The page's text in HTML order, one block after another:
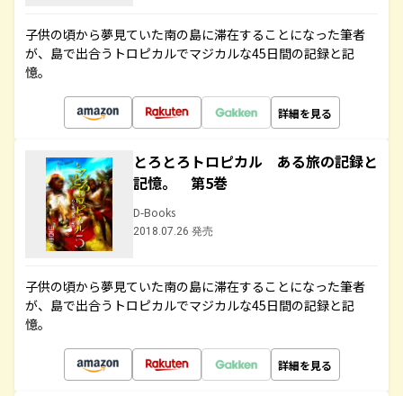
子供の頃から夢見ていた南の島に滞在することになった筆者
が、島で出合うトロピカルでマジカルな45日間の記録と記
憶。
詳細を見る
とろとろトロピカル ある旅の記録と
記憶。 第5巻
D-Books
2018.07.26 発売
子供の頃から夢見ていた南の島に滞在することになった筆者
が、島で出合うトロピカルでマジカルな45日間の記録と記
憶。
詳細を見る